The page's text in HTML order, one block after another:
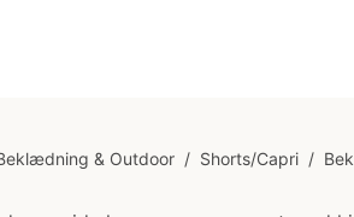
& Outdoor / Shorts/Capri /